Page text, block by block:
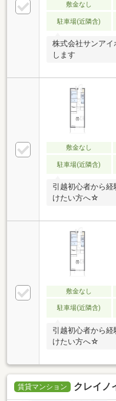
敷金なし
駐車場(近隣含)
株式会社サンア
します
敷金なし
駐車場(近隣含)
引越初心者から
けたい方へ☆
敷金なし
駐車場(近隣含)
引越初心者から
けたい方へ☆
賃貸マンション クレイノ